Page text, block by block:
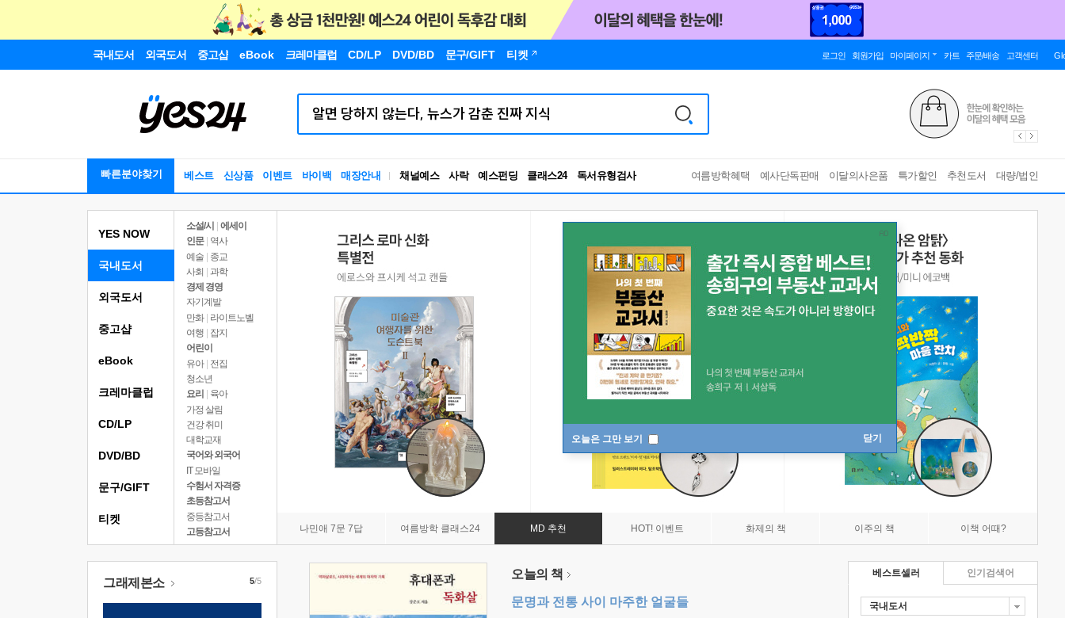
국내도서 외국도서 중고샵 eBook 크레마클럽 CD/LP DVD/BD 문구/GIFT 티켓 로그인 회원가입 마이페이지 카트 주문/배송 고객센터
빠른분야찾기 베스트 신상품 이벤트 바이백 매장안내 채널예스 사락 예스펀딩 클래스24
독서유형검사
RBTI Lab
독서유형검사
여름방학혜택 예사단독판매 이달의사은품 특가할인 추천도서 대량/법인
오늘은 그만 보기 닫기
YES NOW
국내도서
소설/시
에세이
인문
역사
예술 | 종교
사회 | 과학
경제 경영
자기계발
만화 | 라이트노벨
여행
잡지
어린이
유아 | 전집
청소년
요리
육아
가정 살림
건강 취미
대학교재
국어와 외국어
IT 모바일
수험서 자격증
초등참고서
중등참고서
고등참고서
나민애 7문 7답 여름방학 클래스24 MD 추천 HOT! 이벤트 화제의 책 이주의 책 이책 어때?
외국도서
중고샵
eBook
크레마클럽
CD/LP
DVD/BD
문구/GIFT
티켓
그래제본소 5/5 오늘의 책
문명과 전통 사이 마주한 얼굴들
베스트셀러
국내도서
인기검색어